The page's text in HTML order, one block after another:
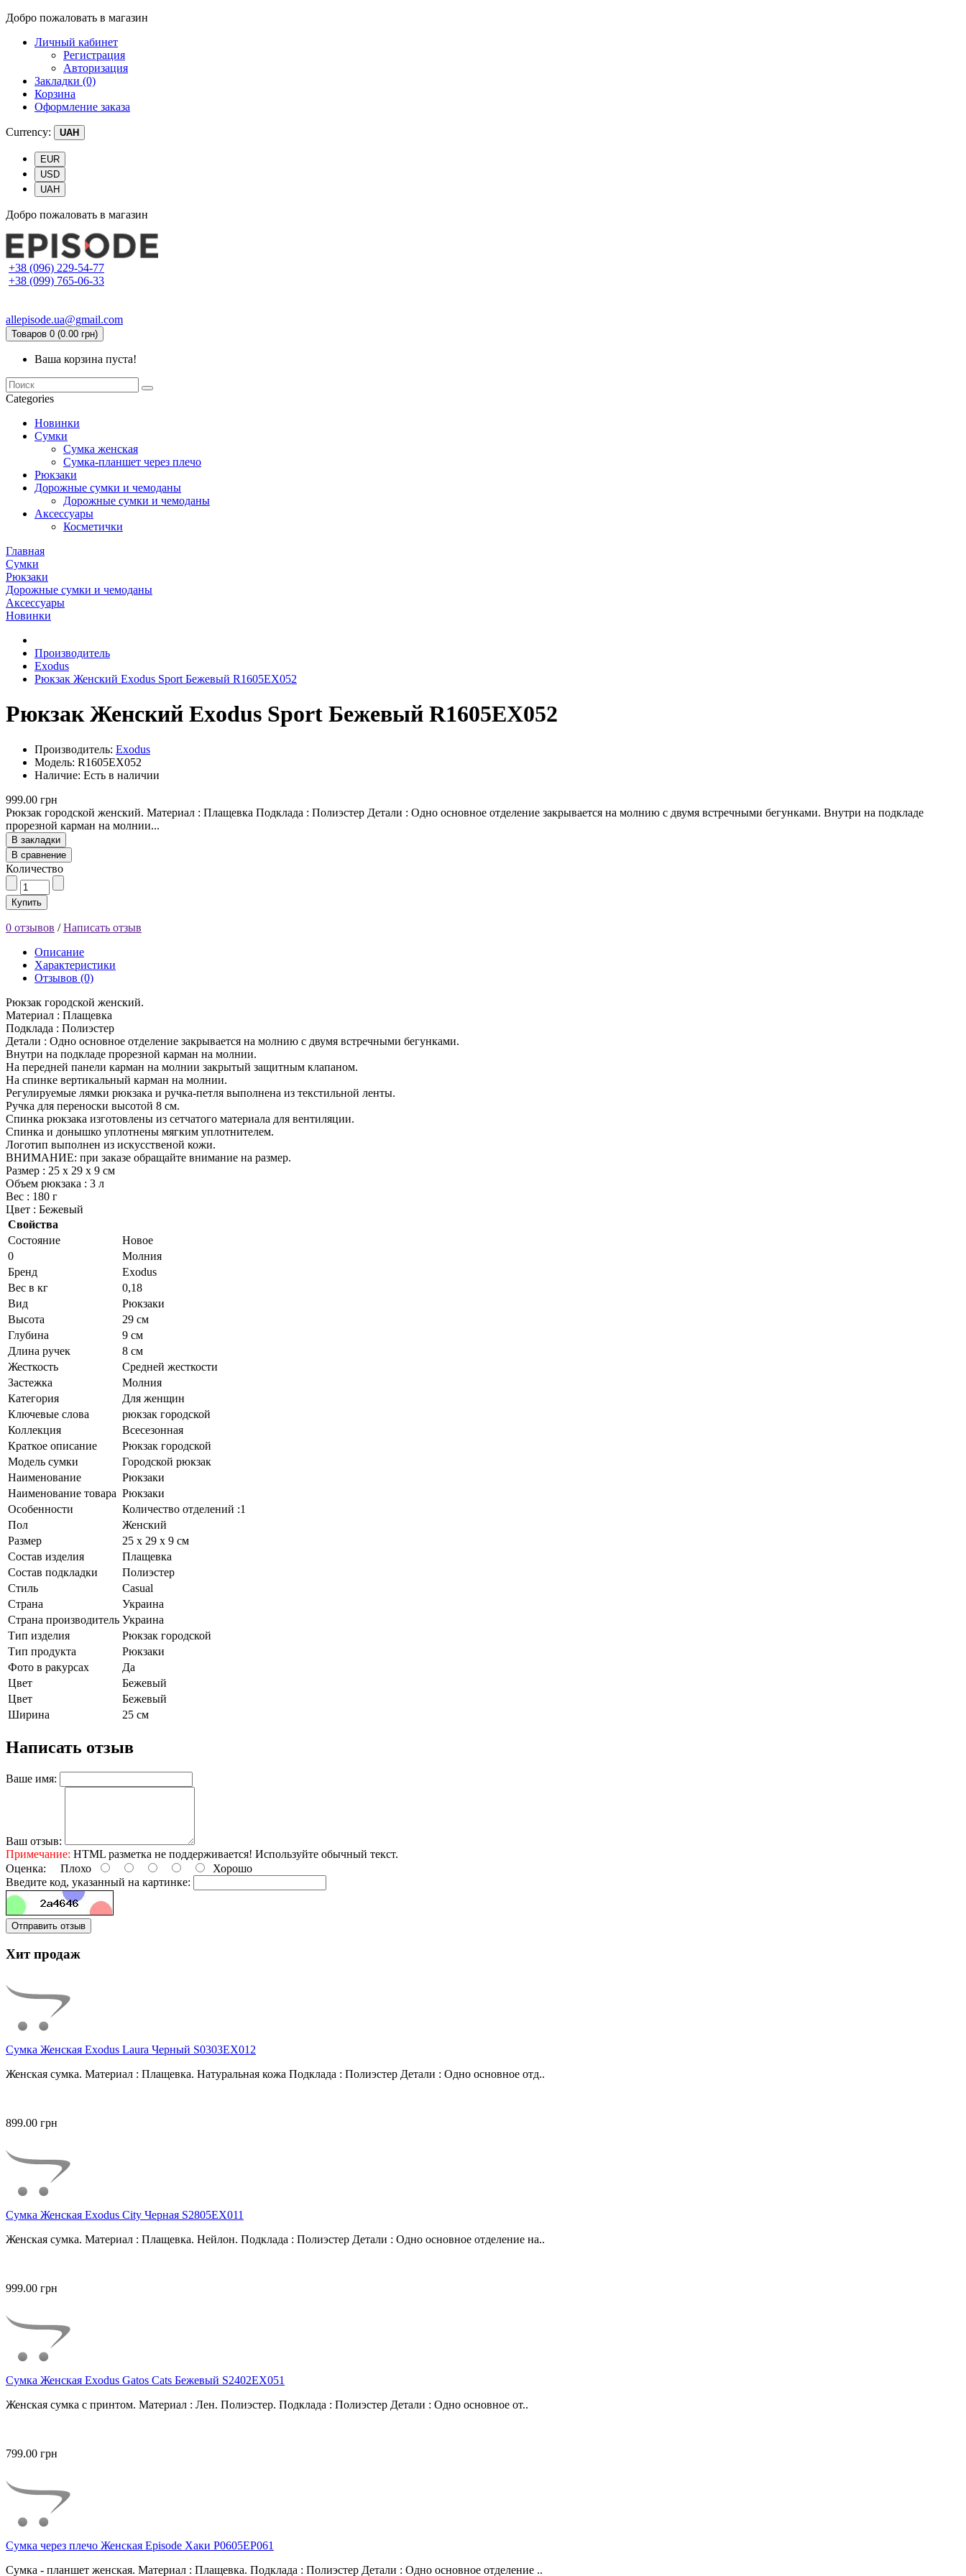
Добро пожаловать в магазин
Личный кабинет
Регистрация
Авторизация
Закладки (0)
Корзина
Оформление заказа
Currency: UAH
EUR
USD
UAH
Добро пожаловать в магазин
+38 (096) 229-54-77
+38 (099) 765-06-33
allepisode.ua@gmail.com
Товаров 0 (0.00 грн)
Ваша корзина пуста!
Categories
Новинки
Сумки
Сумка женская
Сумка-планшет через плечо
Рюкзаки
Дорожные сумки и чемоданы
Дорожные сумки и чемоданы
Аксессуары
Косметички
Главная
Сумки
Рюкзаки
Дорожные сумки и чемоданы
Аксессуары
Новинки
Производитель
Exodus
Рюкзак Женский Exodus Sport Бежевый R1605EX052
Рюкзак Женский Exodus Sport Бежевый R1605EX052
Производитель: Exodus
Модель: R1605EX052
Наличие: Есть в наличии
999.00 грн
Рюкзак городской женский. Материал : Плащевка Подклада : Полиэстер Детали : Одно основное отделение закрывается на молнию с двумя встречными бегунками. Внутри на подкладе
прорезной карман на молнии...
В закладки
В сравнение
Количество
Купить
0 отзывов /Написать отзыв
Описание
Характеристики
Отзывов (0)
Рюкзак городской женский.
Материал : Плащевка
Подклада : Полиэстер
Детали : Одно основное отделение закрывается на молнию с двумя встречными бегунками.
Внутри на подкладе прорезной карман на молнии.
На передней панели карман на молнии закрытый защитным клапаном.
На спинке вертикальный карман на молнии.
Регулируемые лямки рюкзака и ручка-петля выполнена из текстильной ленты.
Ручка для переноски высотой 8 см.
Cпинка рюкзака изготовлены из сетчатого материала для вентиляции.
Спинка и донышко уплотнены мягким уплотнителем.
Логотип выполнен из искусственой кожи.
ВНИМАНИЕ: при заказе обращайте внимание на размер.
Размер : 25 х 29 х 9 см
Объем рюкзака : 3 л
Вес : 180 г
Цвет : Бежевый
Свойства
Состояние
Новое
0
Молния
Бренд
Exodus
Вес в кг
0,18
Вид
Рюкзаки
Высота
29 см
Глубина
9 см
Длина ручек
8 см
Жесткость
Средней жесткости
Застежка
Молния
Категория
Для женщин
Ключевые слова
рюкзак городской
Коллекция
Всесезонная
Краткое описание
Рюкзак городской
Модель сумки
Городской рюкзак
Наименование
Рюкзаки
Наименование товара Рюкзаки
Особенности
Количество отделений :1
Пол
Женский
Размер
25 х 29 х 9 см
Состав изделия
Плащевка
Состав подкладки
Полиэстер
Стиль
Casual
Страна
Украина
Страна производитель Украина
Тип изделия
Рюкзак городской
Тип продукта
Рюкзаки
Фото в ракурсах
Да
Цвет
Бежевый
Цвет
Бежевый
Ширина
25 см
Написать отзыв
Ваше имя:
Ваш отзыв:
Примечание: HTML разметка не поддерживается! Используйте обычный текст.
Оценка: Плохо
Хорошо
Введите код, указанный на картинке:
Отправить отзыв
Хит продаж
Сумка Женская Exodus Laura Черный S0303EX012
Женская сумка. Материал : Плащевка. Натуральная кожа Подклада : Полиэстер Детали : Одно основное отд..
899.00 грн
Сумка Женская Exodus City Черная S2805EX011
Женская сумка. Материал : Плащевка. Нейлон. Подклада : Полиэстер Детали : Одно основное отделение на..
999.00 грн
Сумка Женская Exodus Gatos Cats Бежевый S2402EX051
Женская сумка с принтом. Материал : Лен. Полиэстер. Подклада : Полиэстер Детали : Одно основное от..
799.00 грн
Сумка через плечо Женская Episode Хаки P0605EP061
Сумка - планшет женская. Материал : Плащевка. Подклада : Полиэстер Детали : Одно основное отделение ..